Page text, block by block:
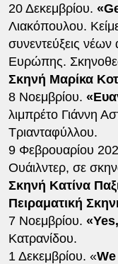
20 Δεκεμβρίου.
Λιακόπουλου.
συνεντεύξεις νέων
Ευρώπης.
Σκηνή Μαρίκα
8 Νοεμβρίου.
λιμπρέτο Γιάννη
Τριανταφύλλου.
9 Φεβρουαρίου
Ουάιλντερ, σε
Σκηνή Κατίνα
Πειραματική
7 Νοεμβρίου.
Κατρανίδου.
1 Δεκεμβρίου. «